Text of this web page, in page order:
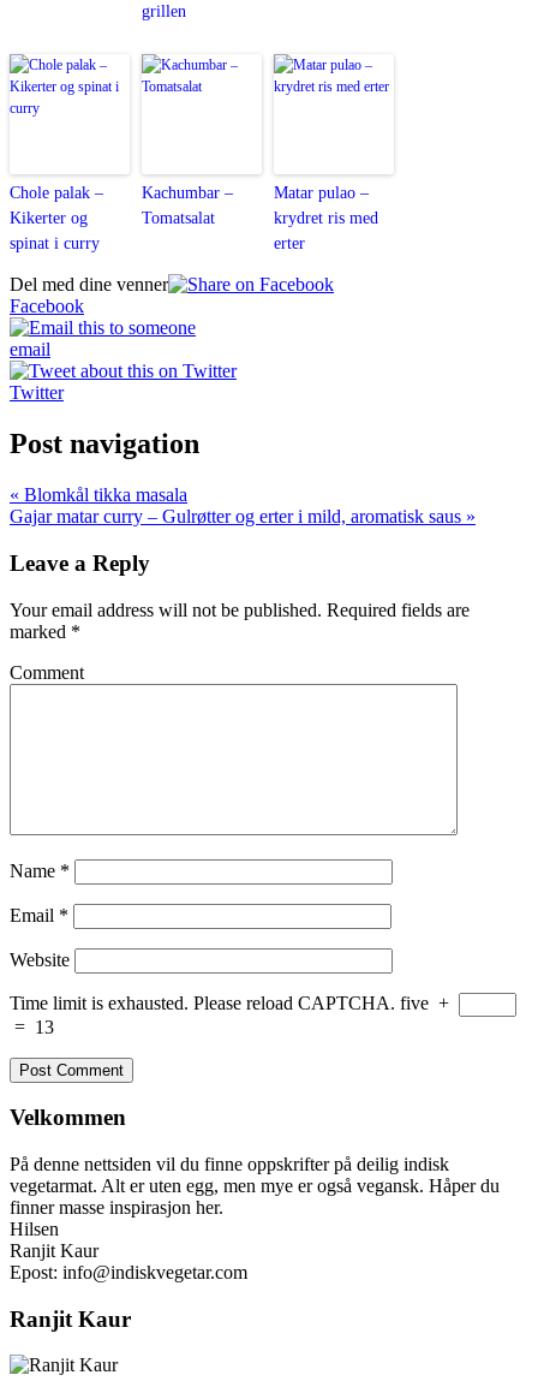
grillen
Chole palak –
Kikerter og
spinat i curry
Kachumbar –
Tomatsalat
Matar pulao –
krydret ris med
erter
Del med dine venner
Facebook
email
Twitter
Post navigation
« Blomkål tikka masala
Gajar matar curry – Gulrøtter og erter i mild, aromatisk saus »
Leave a Reply
Your email address will not be published. Required fields are
marked *
Comment
Name *
Email *
Website
Time limit is exhausted. Please reload CAPTCHA. five +
= 13
Velkommen
På denne nettsiden vil du finne oppskrifter på deilig indisk
vegetarmat. Alt er uten egg, men mye er også vegansk. Håper du
finner masse inspirasjon her.
Hilsen
Ranjit Kaur
Epost: info@indiskvegetar.com
Ranjit Kaur